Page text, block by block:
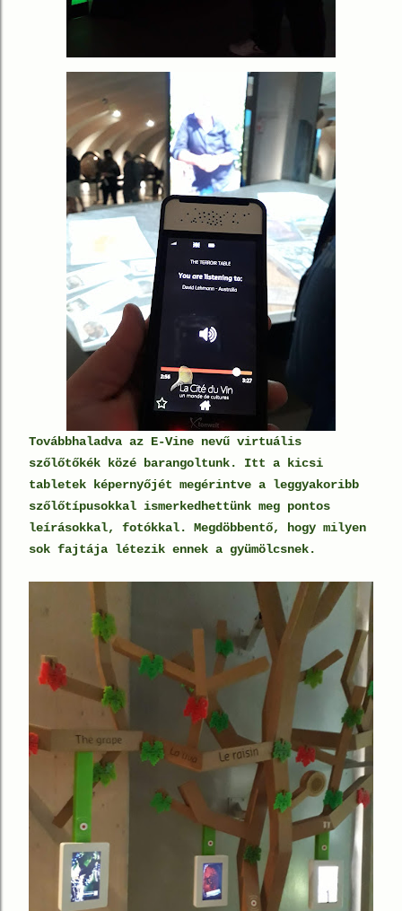
Továbbhaladva az E-Vine nevű virtuális
szőlőtőkék közé barangoltunk. Itt a kicsi
tabletek képernyőjét megérintve a leggyakoribb
szőlőtípusokkal ismerkedhettünk meg pontos
leírásokkal, fotókkal. Megdöbbentő, hogy milyen
sok fajtája létezik ennek a gyümölcsnek.